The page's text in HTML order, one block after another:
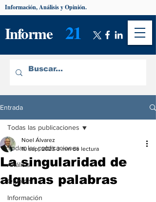
Informe 21
Información, Análisis y Opinión.
Entrada
Todas las publicaciones
Análisis
Opinión
Información
Todas las publicaciones
La singularidad de
algunas palabras
Noel Álvarez
10 sept 2023 3 min de lectura